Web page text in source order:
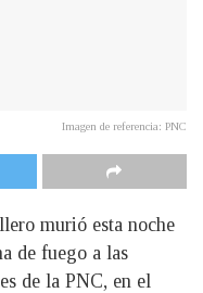
Imagen de referencia: PNC
murió esta noche
de fuego a las
de la PNC, en el